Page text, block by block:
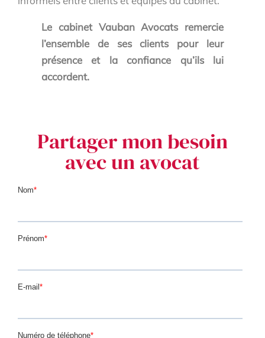
Le cabinet Vauban Avocats remercie
l’ensemble de ses clients pour leur
présence et la confiance qu’ils lui
accordent.
Partager mon besoin
avec un avocat